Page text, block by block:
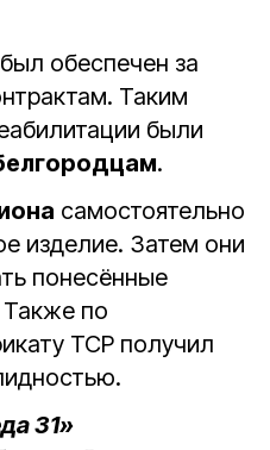
обеспечен за
Таким
были
.
самостоятельно
изделие. Затем они
понесённые
по
ТСР получил
31»